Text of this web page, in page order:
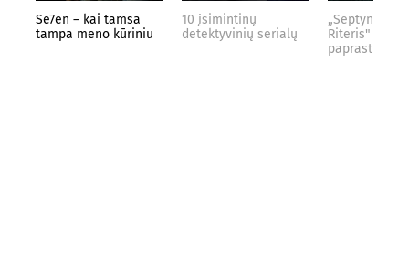
Se7en – kai tamsa
tampa meno kūriniu
10 įsimintinų
detektyvinių serialų
„Septynių
Riteris" – kai
paprastumas